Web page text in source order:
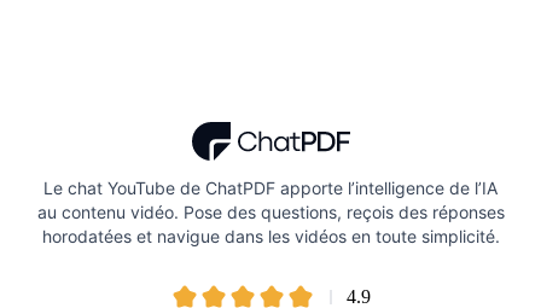
Le chat YouTube de ChatPDF apporte l’intelligence de l’IA
au contenu vidéo. Pose des questions, reçois des réponses
horodatées et navigue dans les vidéos en toute simplicité.
4.9